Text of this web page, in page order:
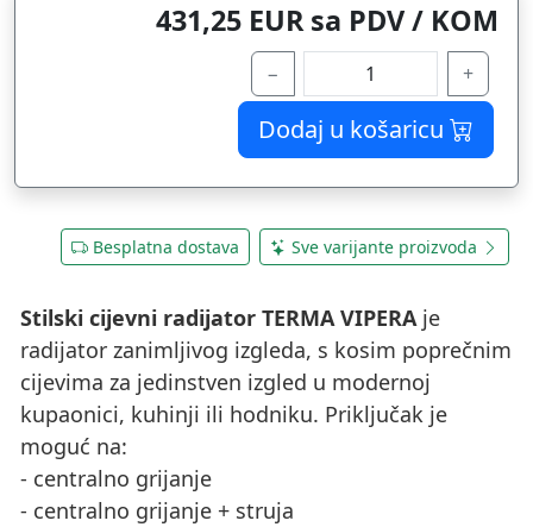
431,25 EUR sa PDV / KOM
− +
Dodaj u košaricu
Besplatna dostava Sve varijante proizvoda
Stilski cijevni radijator TERMA VIPERAje
radijator zanimljivog izgleda, s kosim poprečnim
cijevima za jedinstven izgled u modernoj
kupaonici, kuhinji ili hodniku. Priključak je
moguć na:
- centralno grijanje
- centralno grijanje + struja